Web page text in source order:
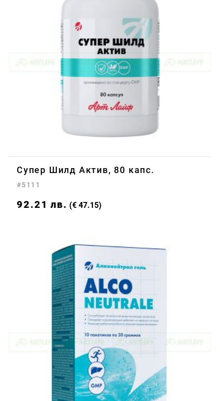
Супер Шилд Актив, 80 капс.
#5111
92.21 лв. (€ 47.15)